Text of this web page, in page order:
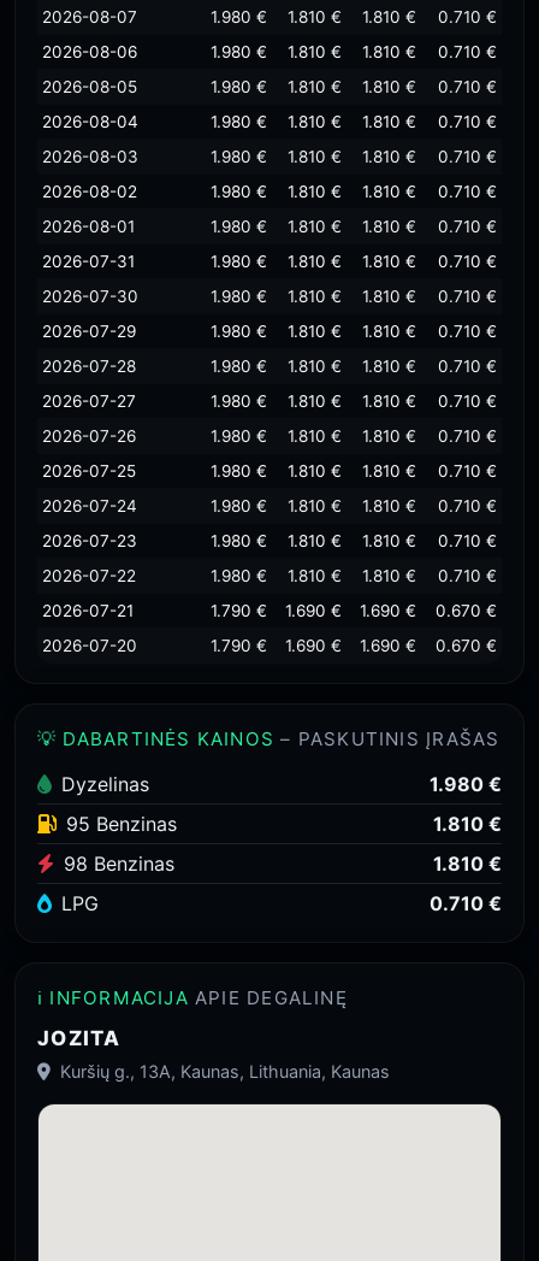
2026-08-07 1.980 € 1.810 € 1.810 €
0.710 €
2026-08-06
1.980 € 1.810 € 1.810 €
0.710 €
2026-08-05
1.980 € 1.810 € 1.810 €
0.710 €
2026-08-04
1.980 € 1.810 € 1.810 €
0.710 €
2026-08-03
1.980 € 1.810 € 1.810 €
0.710 €
2026-08-02
1.980 € 1.810 € 1.810 €
0.710 €
2026-08-01
1.980 € 1.810 € 1.810 €
0.710 €
2026-07-31
1.980 € 1.810 € 1.810 €
0.710 €
2026-07-30
1.980 € 1.810 € 1.810 €
0.710 €
2026-07-29
1.980 € 1.810 € 1.810 €
0.710 €
2026-07-28
1.980 € 1.810 € 1.810 €
0.710 €
2026-07-27
1.980 € 1.810 € 1.810 €
0.710 €
2026-07-26
1.980 € 1.810 € 1.810 €
0.710 €
2026-07-25
1.980 € 1.810 € 1.810 €
0.710 €
2026-07-24
1.980 € 1.810 € 1.810 €
0.710 €
2026-07-23
1.980 € 1.810 € 1.810 €
0.710 €
2026-07-22
1.980 € 1.810 € 1.810 €
0.710 €
2026-07-21
1.790 € 1.690 € 1.690 €
0.670 €
2026-07-20
1.790 € 1.690 € 1.690 € 0.670 €
💡 DABARTINĖS KAINOS – PASKUTINIS ĮRAŠAS
Dyzelinas
1.980 €
95 Benzinas
1.810 €
98 Benzinas
1.810 €
LPG
0.710 €
ℹ️ INFORMACIJA APIE DEGALINĘ
JOZITA
Kuršių g., 13A, Kaunas, Lithuania, Kaunas